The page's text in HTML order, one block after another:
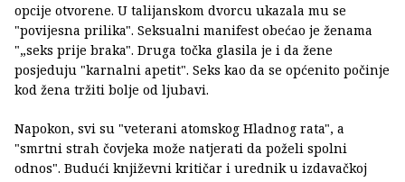
opcije otvorene. U talijanskom dvorcu ukazala mu se
"povijesna prilika". Seksualni manifest obećao je ženama
"„seks prije braka". Druga točka glasila je i da žene
posjeduju "karnalni apetit". Seks kao da se općenito počinje
kod žena tržiti bolje od ljubavi.
Napokon, svi su "veterani atomskog Hladnog rata", a
"smrtni strah čovjeka može natjerati da poželi spolni
odnos". Budući književni kritičar i urednik u izdavačkoj